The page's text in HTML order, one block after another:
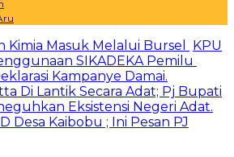
Kimia Masuk Melalui Bursel
KPU
SIKADEKA Pemilu
Kampanye Damai.
Di Lantik Secara Adat; Pj Bupati
Eksistensi Negeri Adat.
Desa Kaibobu ; Ini Pesan PJ